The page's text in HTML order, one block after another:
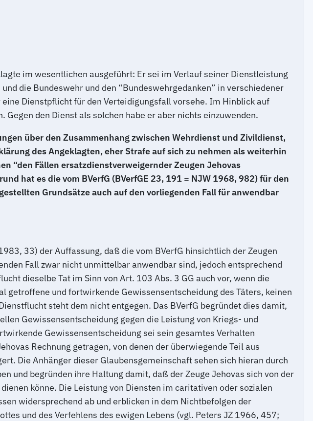
im wesentlichen ausgeführt: Er sei im Verlauf seiner Dienstleistung
die Bundeswehr und den “Bundeswehrgedanken” in verschiedener
Dienstpflicht für den Verteidigungsfall vorsehe. Im Hinblick auf
den Dienst als solchen habe er aber nichts einzuwenden.
über den Zusammenhang zwischen Wehrdienst und Zivildienst,
des Angeklagten, eher Strafe auf sich zu nehmen als weiterhin
“den Fällen ersatzdienstverweigernder Zeugen Jehovas
hat es die vom BVerfG (BVerfGE 23, 191 = NJW 1968, 982) für den
Grundsätze auch auf den vorliegenden Fall für anwendbar
33) der Auffassung, daß die vom BVerfG hinsichtlich der Zeugen
Fall zwar nicht unmittelbar anwendbar sind, jedoch entsprechend
dieselbe Tat im Sinn von Art. 103 Abs. 3 GG auch vor, wenn die
und fortwirkende Gewissensentscheidung des Täters, keinen
steht dem nicht entgegen. Das BVerfG begründet dies damit,
Gewissensentscheidung gegen die Leistung von Kriegs- und
Gewissensentscheidung sei sein gesamtes Verhalten
Rechnung getragen, von denen der überwiegende Teil aus
Die Anhänger dieser Glaubensgemeinschaft sehen sich hieran durch
und begründen ihre Haltung damit, daß der Zeuge Jehovas sich von der
könne. Die Leistung von Diensten im caritativen oder sozialen
widersprechend ab und erblicken in dem Nichtbefolgen der
und des Verfehlens des ewigen Lebens (vgl. Peters JZ 1966, 457;